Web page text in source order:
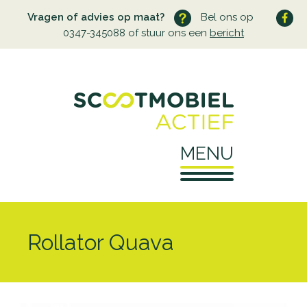
Vragen of advies op maat?
Bel ons op
0347-345088 of stuur ons een bericht
MENU
Rollator Quava